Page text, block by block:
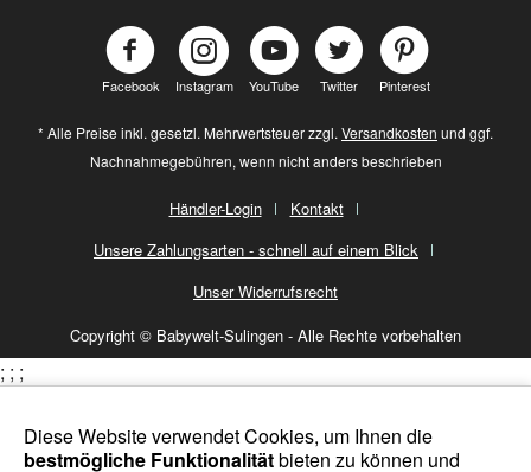
Facebook Instagram YouTube Twitter Pinterest
* Alle Preise inkl. gesetzl. Mehrwertsteuer zzgl. Versandkosten und ggf.
Nachnahmegebühren, wenn nicht anders beschrieben
Händler-Login
Kontakt
Unsere Zahlungsarten - schnell auf einem Blick
Unser Widerrufsrecht
Copyright © Babywelt-Sulingen - Alle Rechte vorbehalten
Diese Website verwendet Cookies, um Ihnen die
bestmögliche Funktionalitätbieten zu können und
; ; ;